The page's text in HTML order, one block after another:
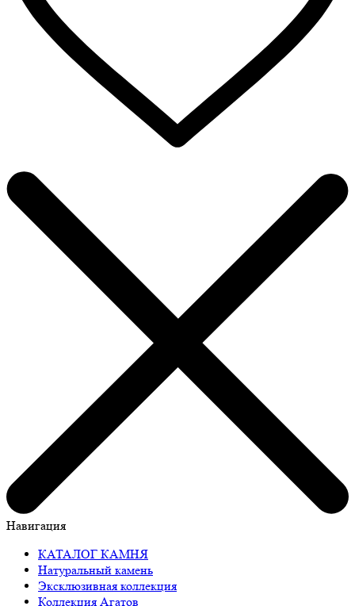
Навигация
КАТАЛОГ КАМНЯ
Натуральный камень
Эксклюзивная коллекция
Коллекция Агатов